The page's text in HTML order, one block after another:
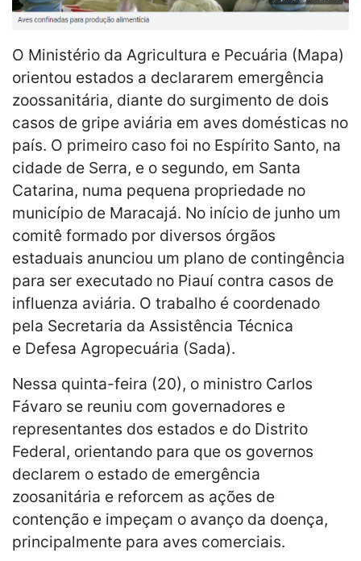
O Ministério da Agricultura e Pecuária (Mapa)
orientou estados a declararem emergência
zoossanitária, diante do surgimento de dois
casos de gripe aviária em aves domésticas no
país. O primeiro caso foi no Espírito Santo, na
cidade de Serra, e o segundo, em Santa
Catarina, numa pequena propriedade no
município de Maracajá. No início de junho um
comitê formado por diversos órgãos
estaduais anunciou um plano de contingência
para ser executado no Piauí contra casos de
influenza aviária. O trabalho é coordenado
pela Secretaria da Assistência Técnica
e Defesa Agropecuária (Sada).
Nessa quinta-feira (20), o ministro Carlos
Fávaro se reuniu com governadores e
representantes dos estados e do Distrito
Federal, orientando para que os governos
declarem o estado de emergência
zoosanitária e reforcem as ações de
contenção e impeçam o avanço da doença,
principalmente para aves comerciais.